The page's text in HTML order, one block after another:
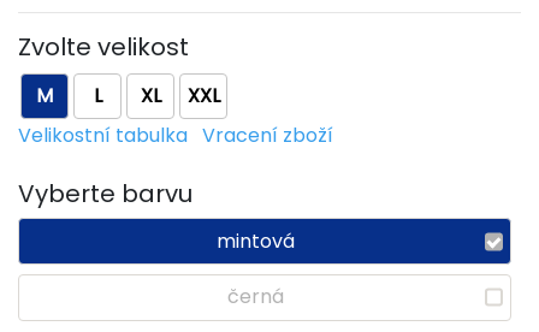
Zvolte velikost
M L XL
XXL
Velikostní tabulka Vracení zboží
Vyberte barvu
mintová
černá